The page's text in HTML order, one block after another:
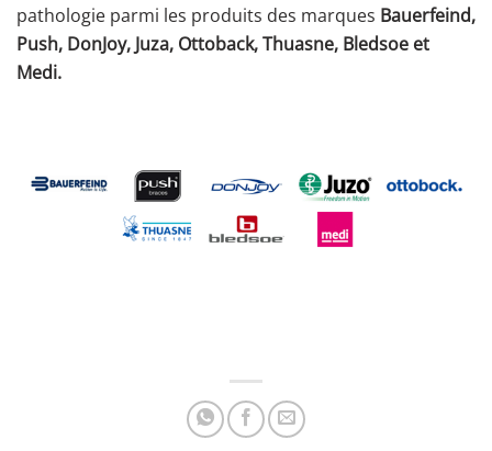
pathologie parmi les produits des marques Bauerfeind,
Push, DonJoy, Juza, Ottoback, Thuasne, Bledsoe et
Medi.